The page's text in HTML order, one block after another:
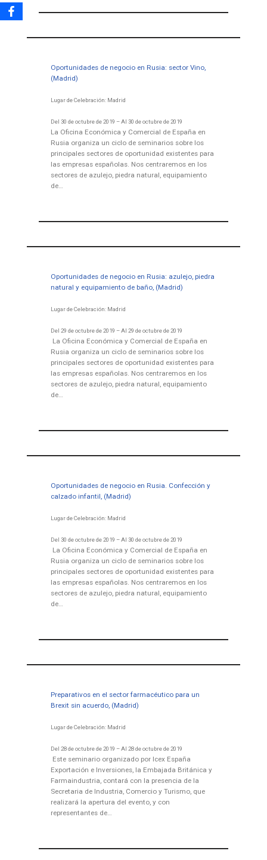
Oportunidades de negocio en Rusia: sector Vino,
(Madrid)
Lugar de Celebración: Madrid
Del 30 de octubre de 2019 – Al 30 de octubre de 2019
La Oficina Económica y Comercial de España en
Rusia organiza un ciclo de seminarios sobre los
principales sectores de oportunidad existentes para
las empresas españolas. Nos centraremos en los
sectores de azulejo, piedra natural, equipamiento
de…
Oportunidades de negocio en Rusia: azulejo, piedra
natural y equipamiento de baño, (Madrid)
Lugar de Celebración: Madrid
Del 29 de octubre de 2019 – Al 29 de octubre de 2019
La Oficina Económica y Comercial de España en
Rusia organiza un ciclo de seminarios sobre los
principales sectores de oportunidad existentes para
las empresas españolas. Nos centraremos en los
sectores de azulejo, piedra natural, equipamiento
de…
Oportunidades de negocio en Rusia. Confección y
calzado infantil, (Madrid)
Lugar de Celebración: Madrid
Del 30 de octubre de 2019 – Al 30 de octubre de 2019
La Oficina Económica y Comercial de España en
Rusia organiza un ciclo de seminarios sobre los
principales sectores de oportunidad existentes para
las empresas españolas. Nos centraremos en los
sectores de azulejo, piedra natural, equipamiento
de…
Preparativos en el sector farmacéutico para un
Brexit sin acuerdo, (Madrid)
Lugar de Celebración: Madrid
Del 28 de octubre de 2019 – Al 28 de octubre de 2019
Este seminario organizado por Icex España
Exportación e Inversiones, la Embajada Británica y
Farmaindustria, contará con la presencia de la
Secretaria de Industria, Comercio y Turismo, que
realizará la apertura del evento, y con
representantes de…